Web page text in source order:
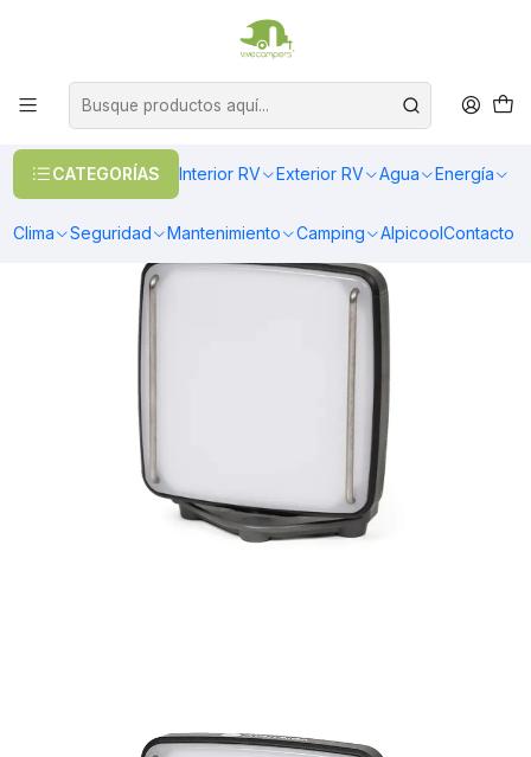
CATEGORÍAS Interior RV Exterior RV Agua Energía
Clima Seguridad Mantenimiento Camping AlpicoolContacto
OFERTAS EN CALEFACCIÓN DIESEL
Foco Outdoor Tololo 470 LM Camping/Trekking